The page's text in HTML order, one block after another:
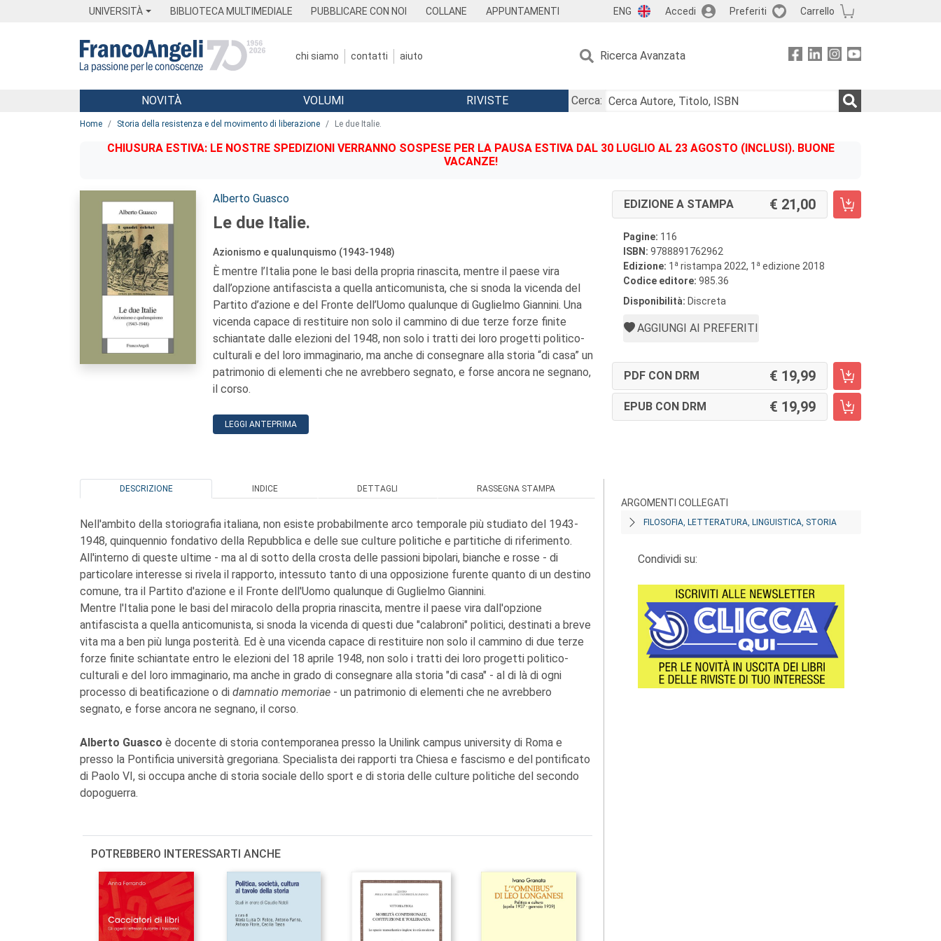
UNIVERSITÀ BIBLIOTECA MULTIMEDIALE PUBBLICARE CON NOI COLLANE APPUNTAMENTI ENG Accedi Preferiti Carrello
chi siamo contatti aiuto Ricerca Avanzata
Menu
NOVITÀ VOLUMI RIVISTE
Cerca:
Home Storia della resistenza e del movimento di liberazione Le due Italie.
CHIUSURA ESTIVA: LE NOSTRE SPEDIZIONI VERRANNO SOSPESE PER LA PAUSA ESTIVA DAL 30 LUGLIO AL 23 AGOSTO (INCLUSI). BUONE
VACANZE!
Autori:
Alberto Guasco
Le due Italie.
Azionismo e qualunquismo (1943-1948)
È mentre l’Italia pone le basi della propria rinascita, mentre il paese vira
dall’opzione antifascista a quella anticomunista, che si snoda la vicenda del
Partito d’azione e del Fronte dell’Uomo qualunque di Guglielmo Giannini. Una
vicenda capace di restituire non solo il cammino di due terze forze finite
schiantate dalle elezioni del 1948, non solo i tratti dei loro progetti politico-
culturali e del loro immaginario, ma anche di consegnare alla storia “di casa” un
patrimonio di elementi che ne avrebbero segnato, e forse ancora ne segnano,
il corso.
LEGGI ANTEPRIMA
EDIZIONE A STAMPA 21,00
Pagine: 116
ISBN: 9788891762962
Edizione: 1 a ristampa 2022, 1 a edizione 2018
Codice editore: 985.36
Disponibilità: Discreta
AGGIUNGI AI PREFERITI
PDF CON DRM 19,99
EPUB CON DRM 19,99
DESCRIZIONE INDICE DETTAGLI RASSEGNA STAMPA
Nell'ambito della storiografia italiana, non esiste probabilmente arco temporale più studiato del 1943-
1948, quinquennio fondativo della Repubblica e delle sue culture politiche e partitiche di riferimento.
All'interno di queste ultime - ma al di sotto della crosta delle passioni bipolari, bianche e rosse - di
particolare interesse si rivela il rapporto, intessuto tanto di una opposizione furente quanto di un destino
comune, tra il Partito d'azione e il Fronte dell'Uomo qualunque di Guglielmo Giannini.
Mentre l'Italia pone le basi del miracolo della propria rinascita, mentre il paese vira dall'opzione
antifascista a quella anticomunista, si snoda la vicenda di questi due "calabroni" politici, destinati a breve
vita ma a ben più lunga posterità. Ed è una vicenda capace di restituire non solo il cammino di due terze
forze finite schiantate entro le elezioni del 18 aprile 1948, non solo i tratti dei loro progetti politico-
culturali e del loro immaginario, ma anche in grado di consegnare alla storia "di casa" - al di là di ogni
processo di beatificazione o di damnatio memoriae - un patrimonio di elementi che ne avrebbero
segnato, e forse ancora ne segnano, il corso.
Alberto Guasco è docente di storia contemporanea presso la Unilink campus university di Roma e
presso la Pontificia università gregoriana. Specialista dei rapporti tra Chiesa e fascismo e del pontificato
di Paolo VI, si occupa anche di storia sociale dello sport e di storia delle culture politiche del secondo
dopoguerra.
POTREBBERO INTERESSARTI ANCHE
ARGOMENTI COLLEGATI
FILOSOFIA, LETTERATURA, LINGUISTICA, STORIA
Condividi su: